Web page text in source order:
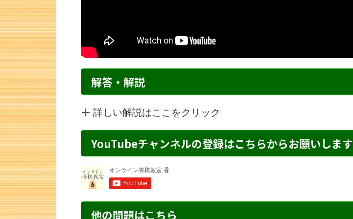
解答・解説
詳しい解説はここをクリック
YouTubeチャンネルの登録はこちらからお願いします
他の問題はこちら
詰将棋 5手詰め・257 解説